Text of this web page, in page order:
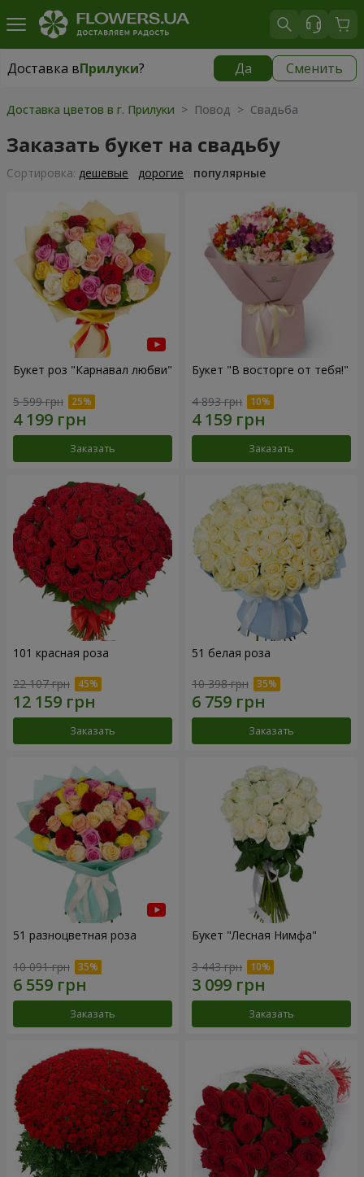
Доставка вПрилуки? Да Сменить
Доставка вПрилуки|
Доставка цветов в г. Прилуки > Повод > Свадьба
Заказать букет на свадьбу
Cортировка: дешевые дорогие популярные
Букет роз "Карнавал любви"
5 599 грн
Заказать
Букет "В восторге от тебя!"
4 893 грн
Заказать
101 красная роза
22 107 грн
Заказать
51 белая роза
10 398 грн
Заказать
51 разноцветная роза
10 091 грн
Заказать
Букет "Лесная Нимфа"
3 443 грн
Заказать